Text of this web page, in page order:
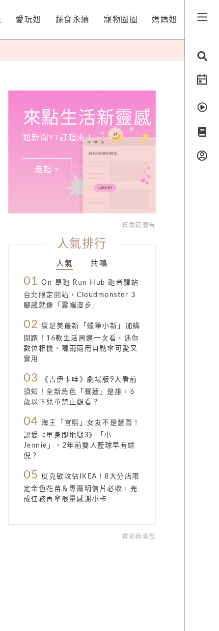
愛玩妞 蔬食永續 寵物圈圈 媽媽妞
來點生活新靈感
妞新聞YT訂起來！
走起 >
贊助商廣告
人氣排行
人氣 共鳴
01 On 昂跑 Run Hub 跑者驛站
台北限定開站，Cloudmonster 3
腳感就像「雲端漫步」
02
康是美最新「蠟筆小新」加購
開跑！16款生活周邊一次看，迷你
數位相機、晴雨兩用自動傘可愛又
實用
03
《吉伊卡哇》劇場版9大看前
須知！全新角色「賽蓮」是誰，6
歲以下兒童禁止觀看？
04 海王「官熙」女友不是慧善！
認愛《單身即地獄3》「小
Jennie」，2年前雙人籃球早有端
倪？
05
皮克敏攻佔IKEA！8大分店限
定金色花苗＆專屬明信片必收，完
成任務再拿限量感謝小卡
贊助商廣告